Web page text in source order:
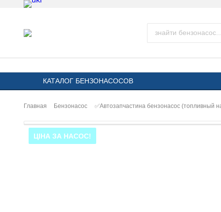
КАТАЛОГ БЕНЗОНАСОСОВ
Главная Бензонасос ✅Автозапчастина бензонасос (топливный
ЦІНА ЗА НАСОС!